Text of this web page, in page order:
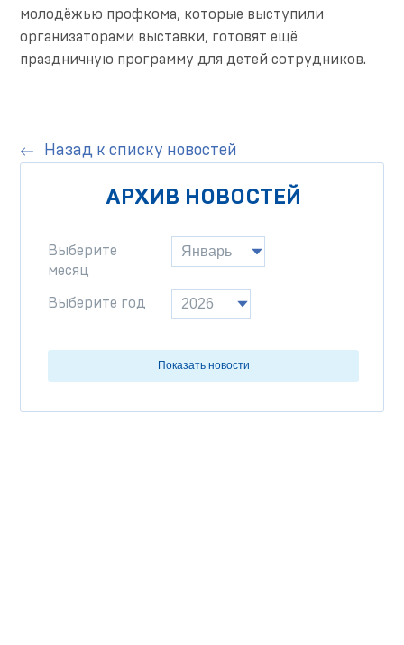
молодёжью профкома, которые выступили
организаторами выставки, готовят ещё
праздничную программу для детей сотрудников.
Назад к списку новостей
АРХИВ НОВОСТЕЙ
Выберите
месяц
Выберите год
Показать новости